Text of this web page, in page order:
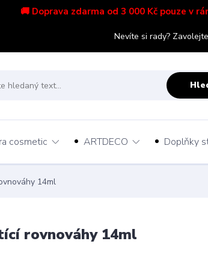
🚚 Doprava zdarma od 3 000 Kč pouze v
Nevíte si rady?
cosmetic ARTDECO Doplňky
14ml
rovnováhy 14ml